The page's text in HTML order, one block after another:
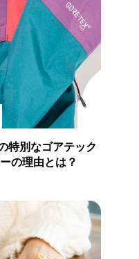
特別なゴアテック
の理由とは？